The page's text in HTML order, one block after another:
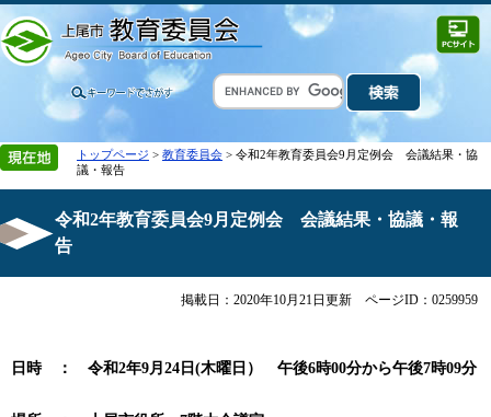
トップページ > 教育委員会 > 令和2年教育委員会9月定例会 会議結果・協
議・報告
令和2年教育委員会9月定例会 会議結果・協議・報
告
掲載日：2020年10月21日更新 ページID：0259959
日時 ： 令和2年9月24日(木曜日） 午後6時00分から午後7時09分